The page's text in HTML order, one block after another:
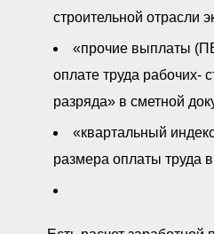
строительной отрасли
«прочие выплаты
оплате труда рабочих-
разряда» в сметной
«квартальный
размера оплаты труда в